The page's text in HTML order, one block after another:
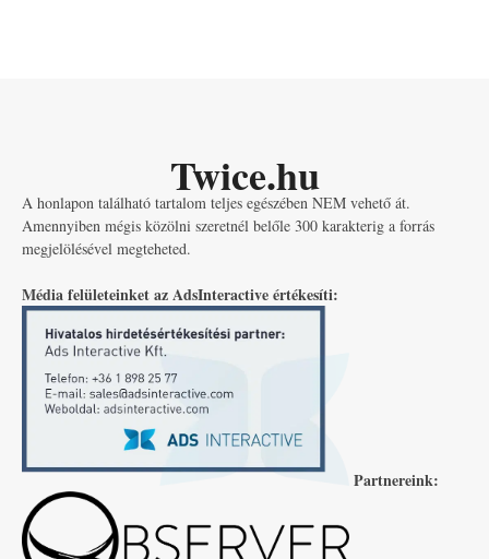
Twice.hu
A honlapon található tartalom teljes egészében NEM vehető át.
Amennyiben mégis közölni szeretnél belőle 300 karakterig a forrás
megjelölésével megteheted.
Média felületeinket az AdsInteractive értékesíti:
Partnereink: